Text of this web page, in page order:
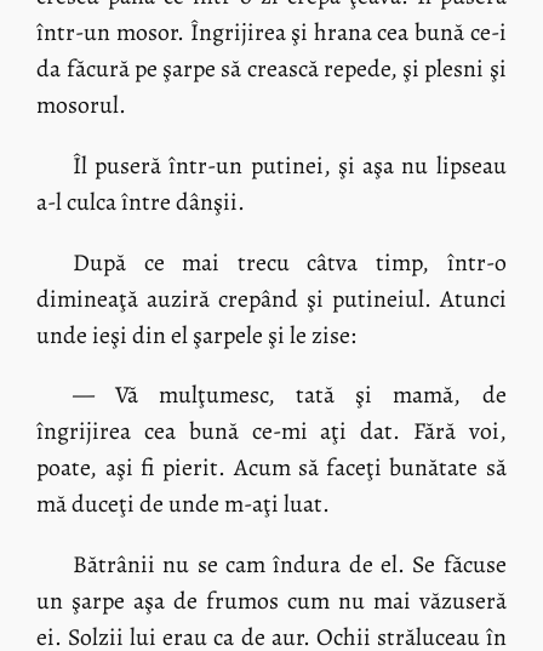
într-un mosor. Îngrijirea şi hrana cea bună ce-i
da făcură pe şarpe să crească repede, şi plesni şi
mosorul.
Îl puseră într-un putinei, şi aşa nu lipseau
a-l culca între dânşii.
După ce mai trecu câtva timp, într-o
dimineaţă auziră crepând şi putineiul. Atunci
unde ieşi din el şarpele şi le zise:
— Vă mulţumesc, tată şi mamă, de
îngrijirea cea bună ce-mi aţi dat. Fără voi,
poate, aşi fi pierit. Acum să faceţi bunătate să
mă duceţi de unde m-aţi luat.
Bătrânii nu se cam îndura de el. Se făcuse
un şarpe aşa de frumos cum nu mai văzuseră
ei. Solzii lui erau ca de aur. Ochii străluceau în